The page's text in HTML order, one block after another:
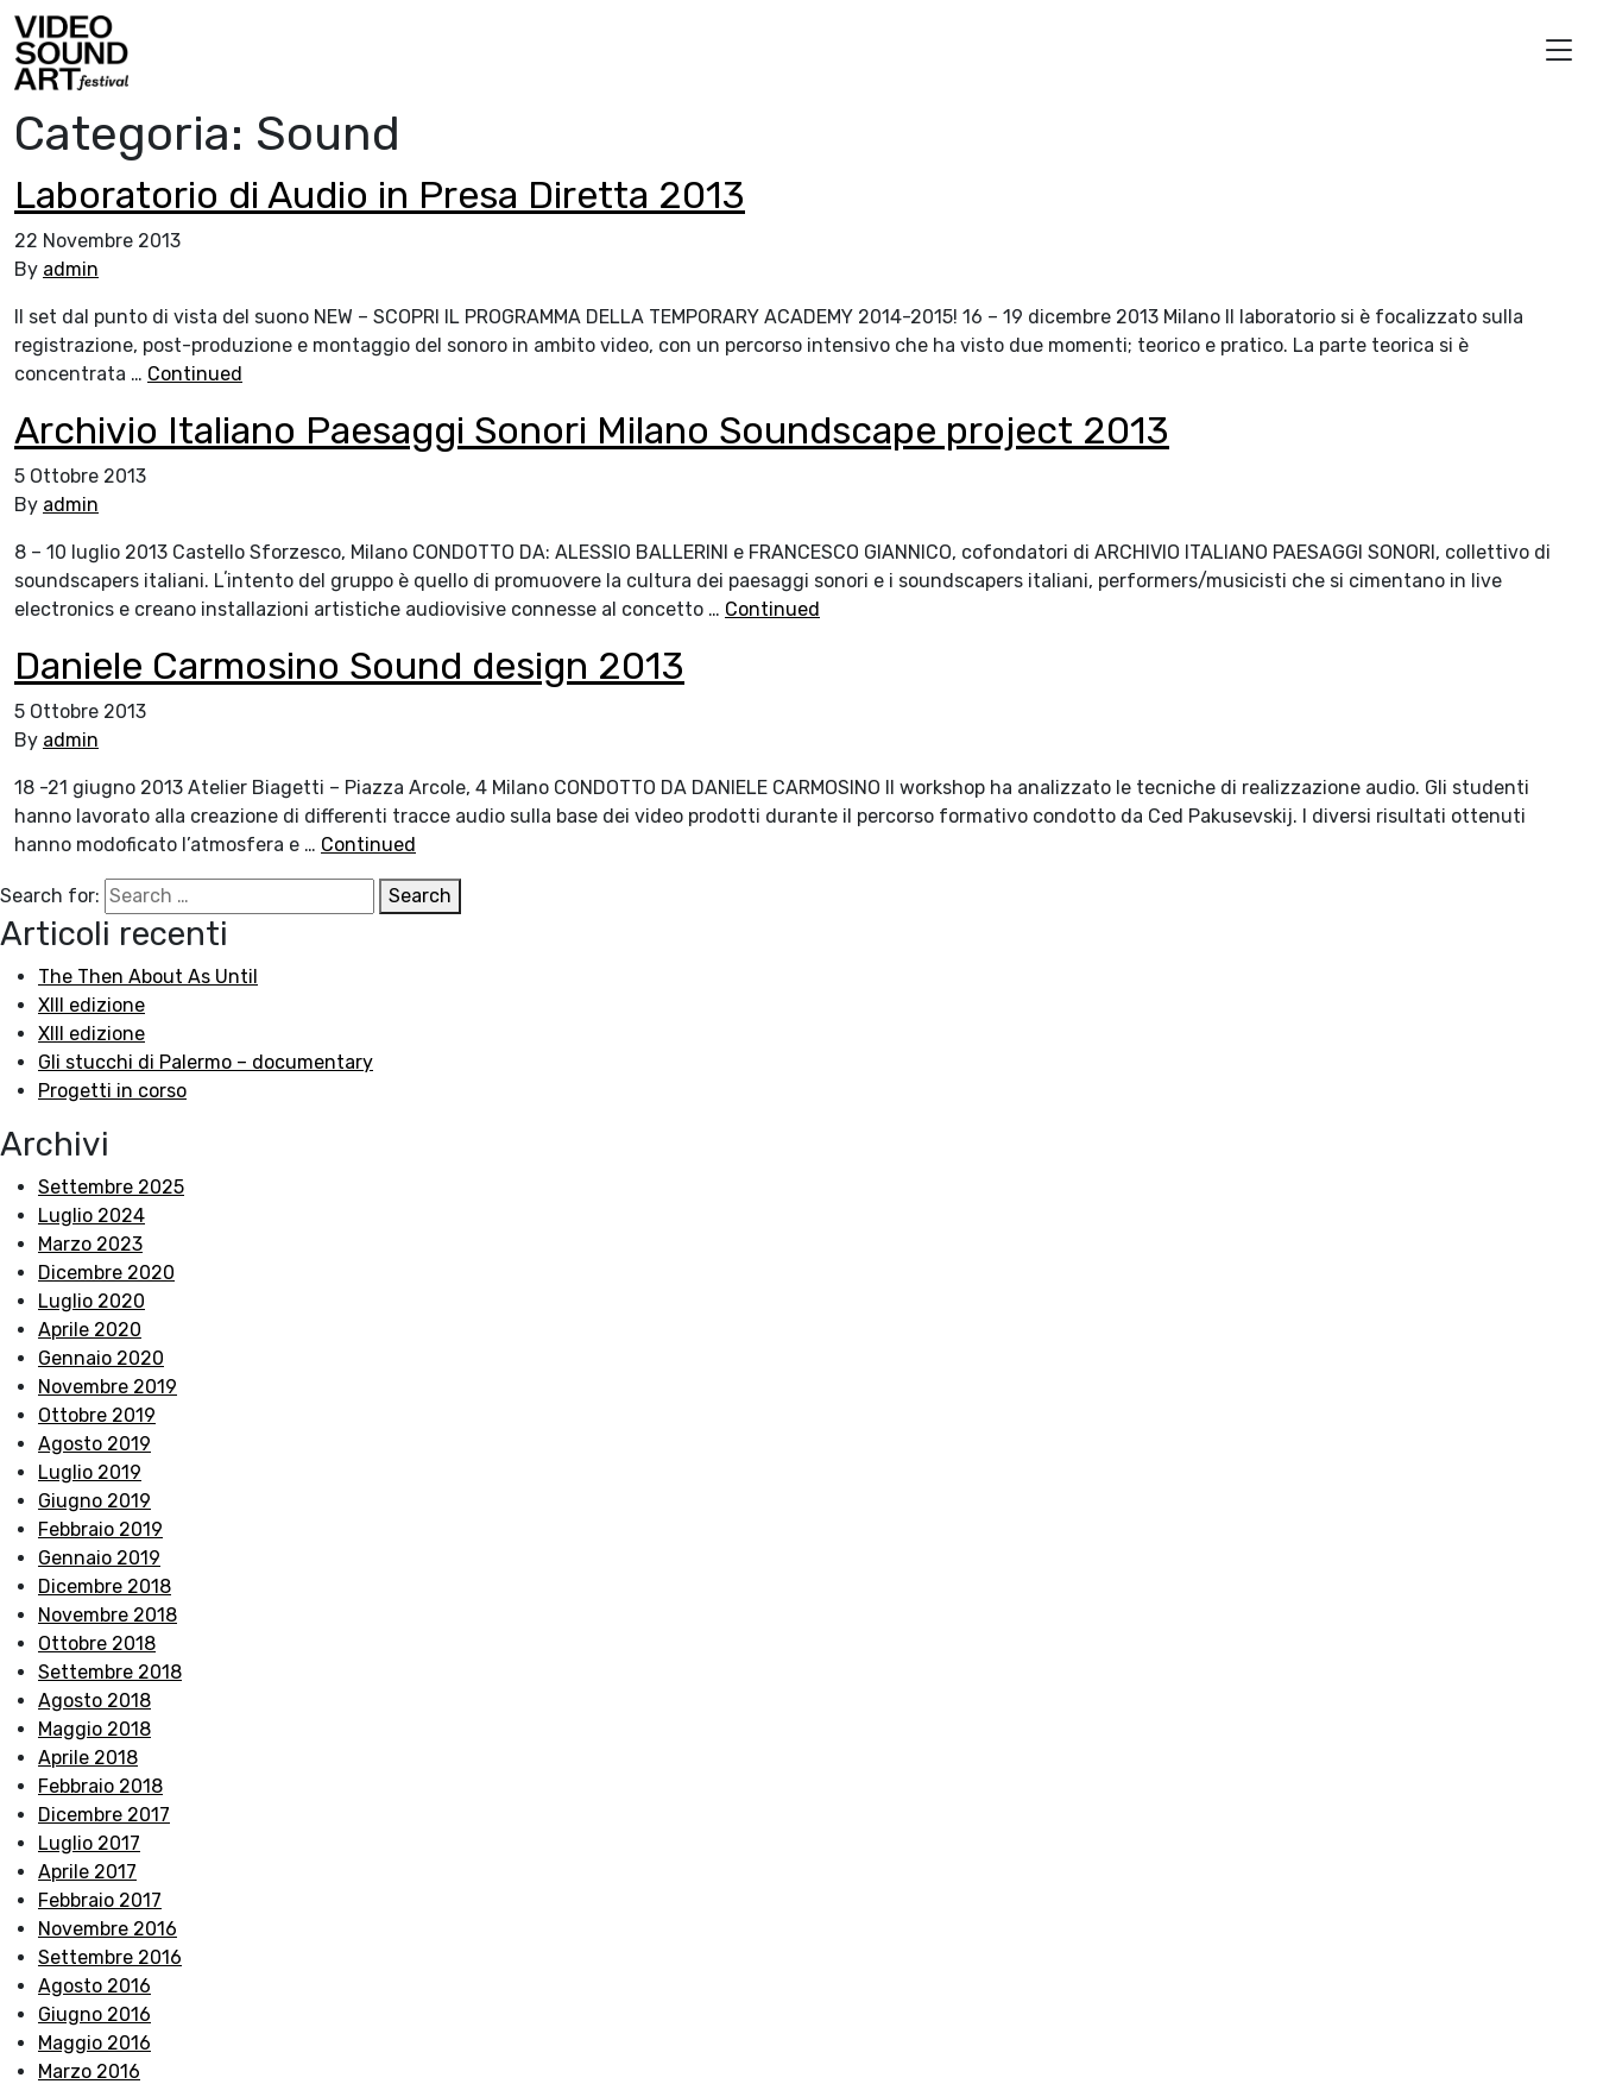
Vai al contenuto
Video Sound Art
Categoria: Sound
Laboratorio di Audio in Presa Diretta 2013
22 Novembre 2013
By admin
Il set dal punto di vista del suono NEW – SCOPRI IL PROGRAMMA DELLA TEMPORARY ACADEMY 2014-2015! 16 – 19 dicembre 2013 Milano Il laboratorio si è focalizzato sulla
registrazione, post-produzione e montaggio del sonoro in ambito video, con un percorso intensivo che ha visto due momenti; teorico e pratico. La parte teorica si è
concentrata … Continued
Archivio Italiano Paesaggi Sonori Milano Soundscape project 2013
5 Ottobre 2013
By admin
8 – 10 luglio 2013 Castello Sforzesco, Milano CONDOTTO DA: ALESSIO BALLERINI e FRANCESCO GIANNICO, cofondatori di ARCHIVIO ITALIANO PAESAGGI SONORI, collettivo di
soundscapers italiani. Lʼintento del gruppo è quello di promuovere la cultura dei paesaggi sonori e i soundscapers italiani, performers/musicisti che si cimentano in live
electronics e creano installazioni artistiche audiovisive connesse al concetto … Continued
Daniele Carmosino Sound design 2013
5 Ottobre 2013
By admin
18 -21 giugno 2013 Atelier Biagetti – Piazza Arcole, 4 Milano CONDOTTO DA DANIELE CARMOSINO Il workshop ha analizzato le tecniche di realizzazione audio. Gli studenti
hanno lavorato alla creazione di differenti tracce audio sulla base dei video prodotti durante il percorso formativo condotto da Ced Pakusevskij. I diversi risultati ottenuti
hanno modoficato l’atmosfera e … Continued
Search for: Search
Articoli recenti
The Then About As Until
XIII edizione
XIII edizione
Gli stucchi di Palermo – documentary
Progetti in corso
Archivi
Settembre 2025
Luglio 2024
Marzo 2023
Dicembre 2020
Luglio 2020
Aprile 2020
Gennaio 2020
Novembre 2019
Ottobre 2019
Agosto 2019
Luglio 2019
Giugno 2019
Febbraio 2019
Gennaio 2019
Dicembre 2018
Novembre 2018
Ottobre 2018
Settembre 2018
Agosto 2018
Maggio 2018
Aprile 2018
Febbraio 2018
Dicembre 2017
Luglio 2017
Aprile 2017
Febbraio 2017
Novembre 2016
Settembre 2016
Agosto 2016
Giugno 2016
Maggio 2016
Marzo 2016